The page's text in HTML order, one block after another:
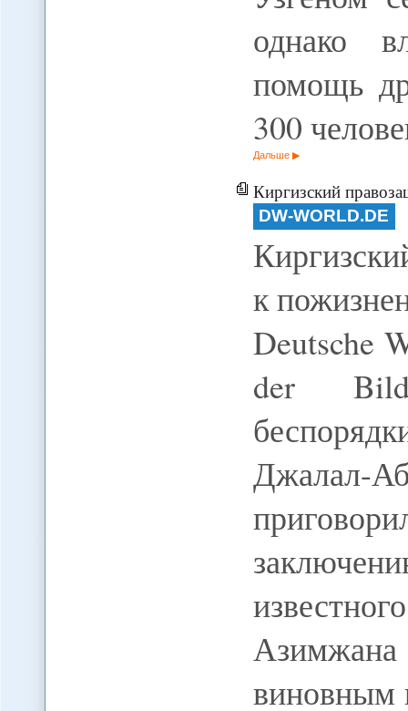
однако
помощь
300
Дальше
Киргизский
DW-WORLD.DE
к
Deutsche
der
Джалал-
виновным